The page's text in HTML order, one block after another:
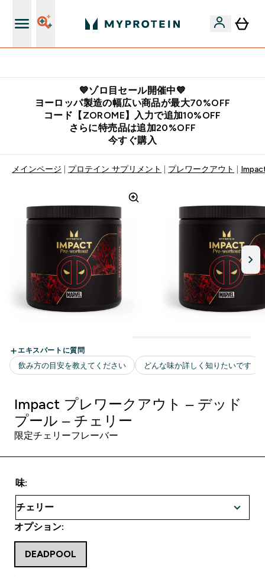
💙ゾロ目セール開催中💙
ヨーロッパ製造の幅広い商品が最大70%OFF
コード【ZOROME】入力で追加10%OFF
さらに特売品は追加20%OFF
今すぐ購入
メインページ プロテイン サプリメント プレワークアウト
Impact プレワークアウト – デッド
プール – チェリー
限定チェリーフレーバー
味:
オプション:
DEADPOOL